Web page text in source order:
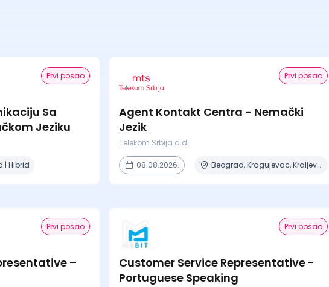
Prvi posao
Sa
Jeziku
| Hibrid
Prvi posao
Agent Kontakt Centra - Nemački
Jezik
Telekom Srbija a.d.
08.08.2026. Beograd, Kragujevac, Kraljevo, Niš, Novi Sad + 2 mesta
Prvi posao
–
Prvi posao
Customer Service Representative -
Portuguese Speaking